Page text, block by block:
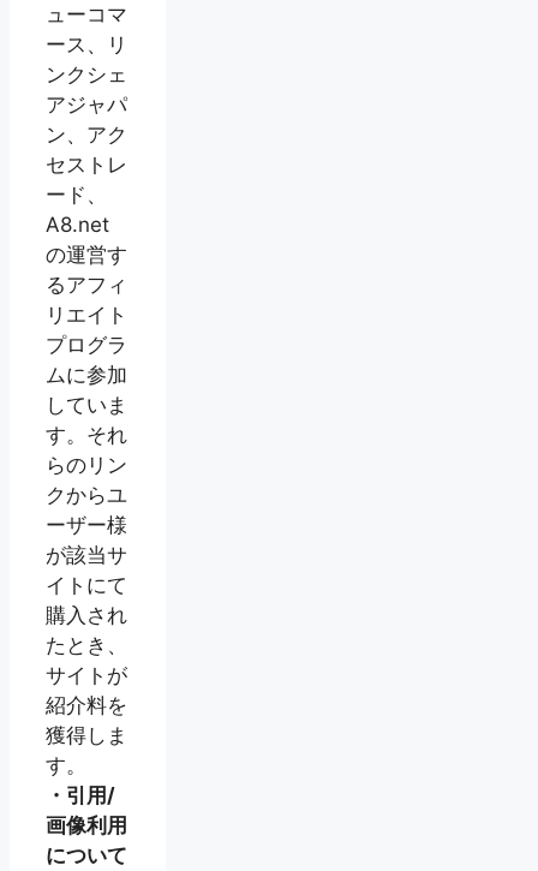
ューコマ
ース、リ
ンクシェ
アジャパ
ン、アク
セストレ
ード、
A8.net
の運営す
るアフィ
リエイト
プログラ
ムに参加
していま
す。それ
らのリン
クからユ
ーザー様
が該当サ
イトにて
購入され
たとき、
サイトが
紹介料を
獲得しま
す。
・引用/
画像利用
について